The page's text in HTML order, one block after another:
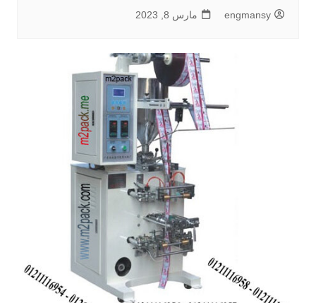
engmansy مارس 8, 2023